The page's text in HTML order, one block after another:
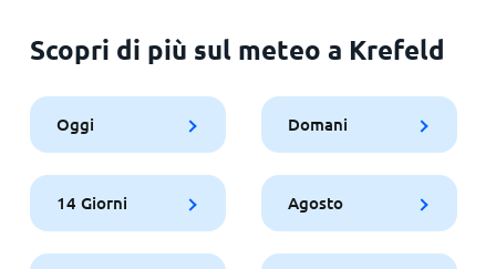
Scopri di più sul meteo a Krefeld
Oggi Domani
14 Giorni Agosto